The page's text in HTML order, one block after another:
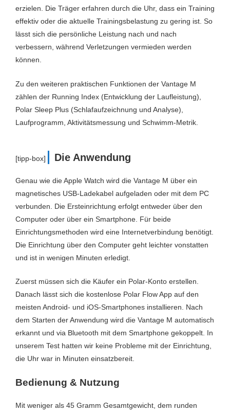
erzielen. Die Träger erfahren durch die Uhr, dass ein Training
effektiv oder die aktuelle Trainingsbelastung zu gering ist. So
lässt sich die persönliche Leistung nach und nach
verbessern, während Verletzungen vermieden werden
können.
Zu den weiteren praktischen Funktionen der Vantage M
zählen der Running Index (Entwicklung der Laufleistung),
Polar Sleep Plus (Schlafaufzeichnung und Analyse),
Laufprogramm, Aktivitätsmessung und Schwimm-Metrik.
[tipp-box] Die Anwendung
Genau wie die Apple Watch wird die Vantage M über ein
magnetisches USB-Ladekabel aufgeladen oder mit dem PC
verbunden. Die Ersteinrichtung erfolgt entweder über den
Computer oder über ein Smartphone. Für beide
Einrichtungsmethoden wird eine Internetverbindung benötigt.
Die Einrichtung über den Computer geht leichter vonstatten
und ist in wenigen Minuten erledigt.
Zuerst müssen sich die Käufer ein Polar-Konto erstellen.
Danach lässt sich die kostenlose Polar Flow App auf den
meisten Android- und iOS-Smartphones installieren. Nach
dem Starten der Anwendung wird die Vantage M automatisch
erkannt und via Bluetooth mit dem Smartphone gekoppelt. In
unserem Test hatten wir keine Probleme mit der Einrichtung,
die Uhr war in Minuten einsatzbereit.
Bedienung & Nutzung
Mit weniger als 45 Gramm Gesamtgewicht, dem runden